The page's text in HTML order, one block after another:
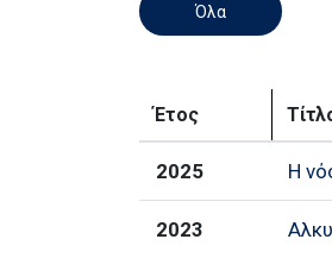
Όλα
Έτος
2025 Η
2023